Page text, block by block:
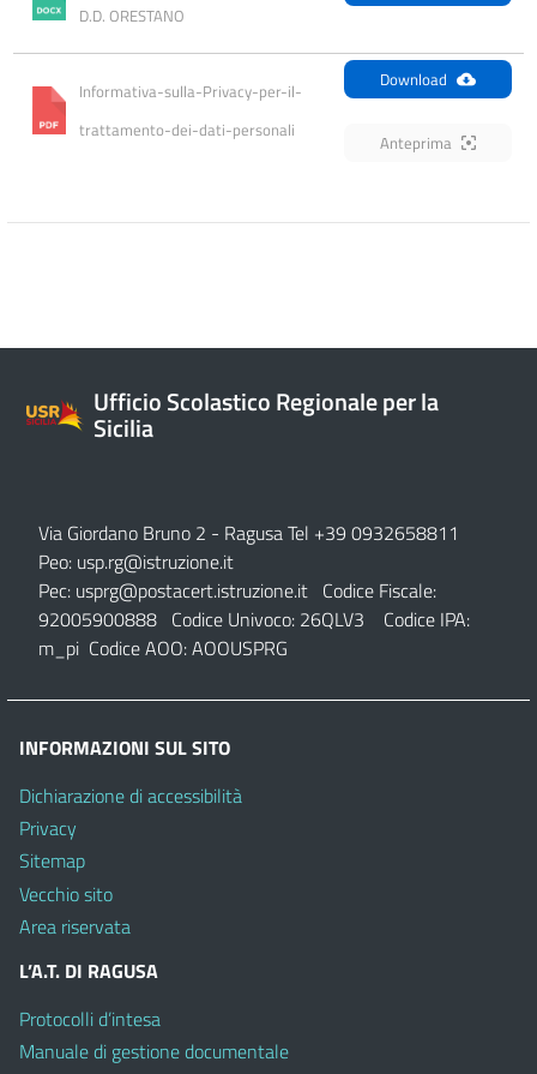
D.D. ORESTANO
Informativa-sulla-Privacy-per-il-
trattamento-dei-dati-personali
Download
Anteprima
Ufficio Scolastico Regionale per la
Sicilia
Via Giordano Bruno 2 - Ragusa Tel +39 0932658811
Peo: usp.rg@istruzione.it
Pec: usprg@postacert.istruzione.it Codice Fiscale:
92005900888 Codice Univoco: 26QLV3 Codice IPA:
m_pi Codice AOO: AOOUSPRG
INFORMAZIONI SUL SITO
Dichiarazione di accessibilità
Privacy
Sitemap
Vecchio sito
Area riservata
L’A.T. DI RAGUSA
Protocolli d’intesa
Manuale di gestione documentale